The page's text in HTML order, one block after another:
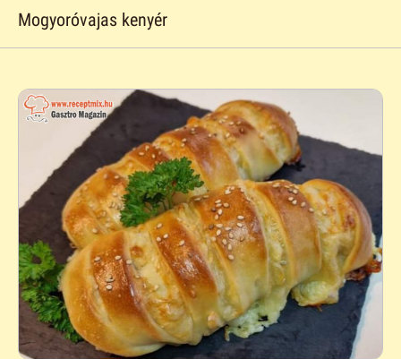
Mogyoróvajas kenyér